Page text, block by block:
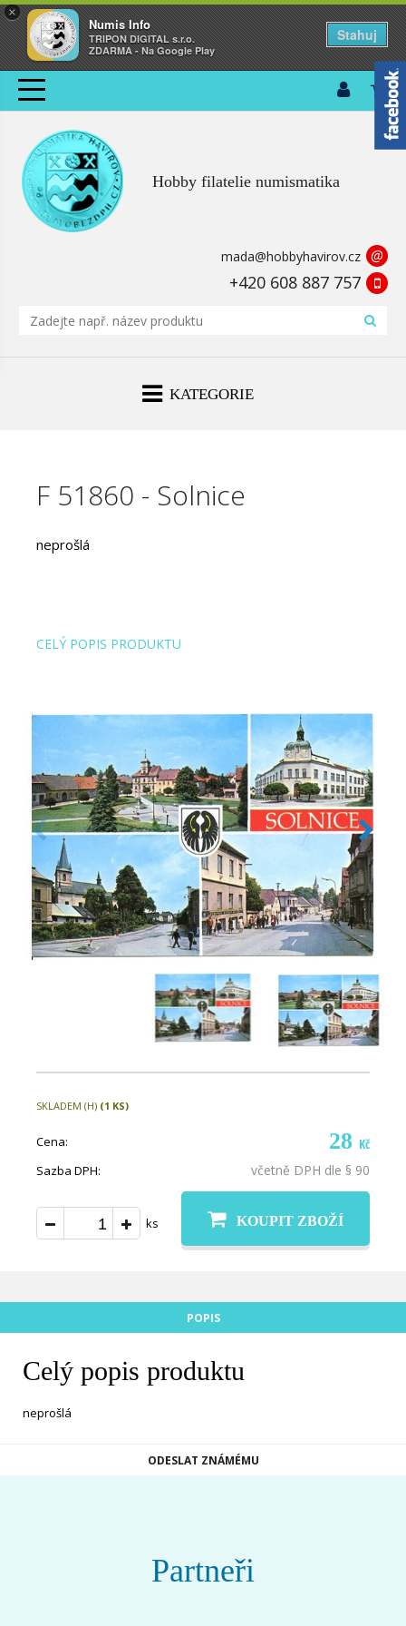
×
Numis Info
TRIPON DIGITAL s.r.o.
ZDARMA - Na Google Play
Stahuj
Hobby filatelie numismatika
mada@hobbyhavirov.cz @
+420 608 887 757
KATEGORIE
F 51860 - Solnice
neprošlá
CELÝ POPIS PRODUKTU
SKLADEM (H) (1 KS)
Cena: 28 Kč
Sazba DPH: včetně DPH dle § 90
ks KOUPIT ZBOŽÍ
POPIS
Celý popis produktu
neprošlá
ODESLAT ZNÁMÉMU
Partneři